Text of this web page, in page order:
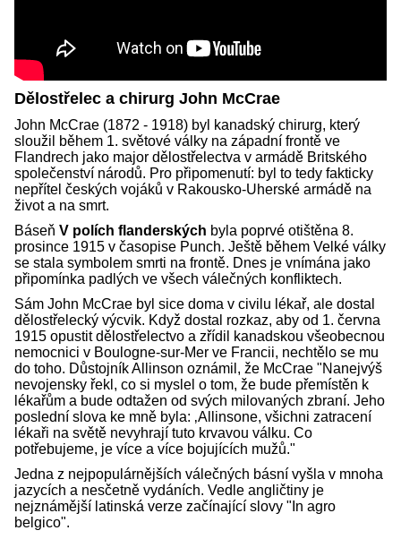
Dělostřelec a chirurg John McCrae
John McCrae (1872 - 1918) byl kanadský chirurg, který
sloužil během 1. světové války na západní frontě ve
Flandrech jako major dělostřelectva v armádě Britského
společenství národů. Pro připomenutí: byl to tedy fakticky
nepřítel českých vojáků v Rakousko-Uherské armádě na
život a na smrt.
Báseň V polích flanderských byla poprvé otištěna 8.
prosince 1915 v časopise Punch. Ještě během Velké války
se stala symbolem smrti na frontě. Dnes je vnímána jako
připomínka padlých ve všech válečných konfliktech.
Sám John McCrae byl sice doma v civilu lékař, ale dostal
dělostřelecký výcvik. Když dostal rozkaz, aby od 1. června
1915 opustit dělostřelectvo a zřídil kanadskou všeobecnou
nemocnici v Boulogne-sur-Mer ve Francii, nechtělo se mu
do toho. Důstojník Allinson oznámil, že McCrae "Nanejvýš
nevojensky řekl, co si myslel o tom, že bude přemístěn k
lékařům a bude odtažen od svých milovaných zbraní. Jeho
poslední slova ke mně byla: ‚Allinsone, všichni zatracení
lékaři na světě nevyhrají tuto krvavou válku. Co
potřebujeme, je více a více bojujících mužů."
Jedna z nejpopulárnějších válečných básní vyšla v mnoha
jazycích a nesčetně vydáních. Vedle angličtiny je
nejznámější latinská verze začínající slovy "In agro
belgico".